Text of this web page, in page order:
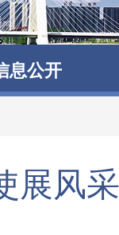
息公开
展风